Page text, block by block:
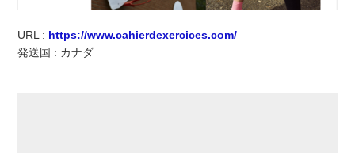
URL : https://www.cahierdexercices.com/
発送国 : カナダ